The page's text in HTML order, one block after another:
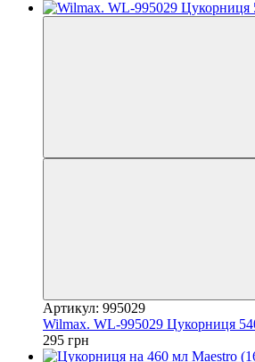
Артикул: 995029
Wilmax. WL-995029 Цукорниця
295 грн